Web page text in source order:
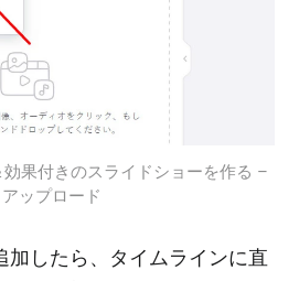
果付きのスライドショーを作る –
アップロード
加したら、タイムラインに直